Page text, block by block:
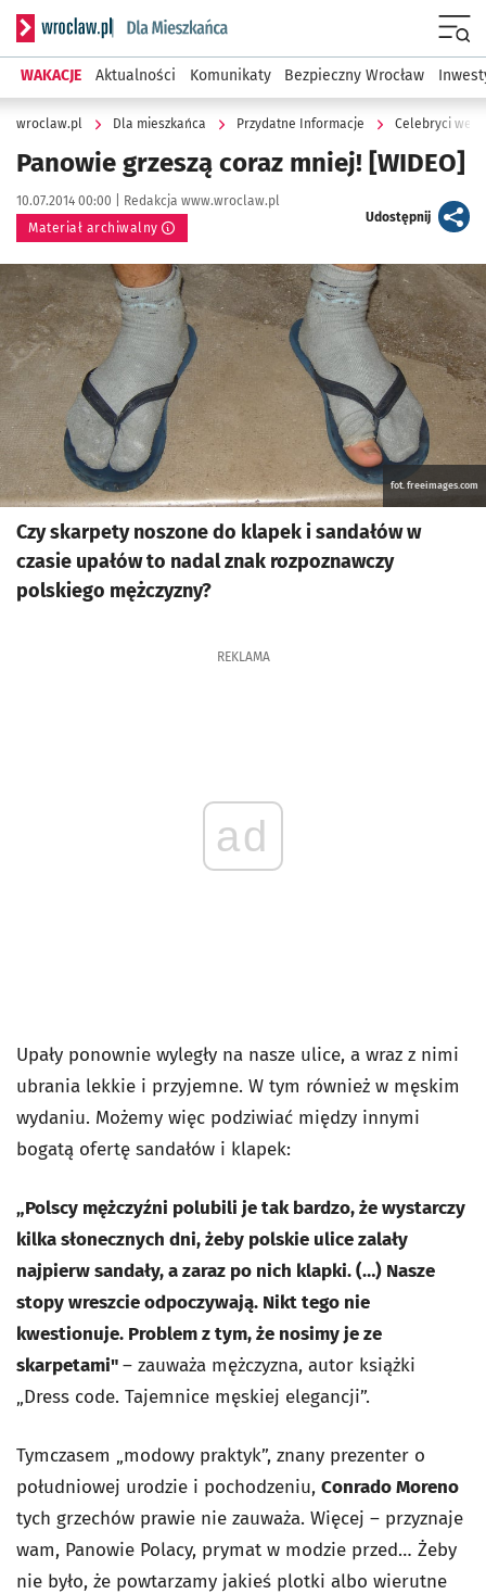
Serwis informacyjny wroclaw.pl podserwis: Dla mieszkańca
WAKACJE Aktualności Komunikaty Bezpieczny Wrocław
wroclaw.pl Dla mieszkańca Przydatne Informacje Celebryci we
Panowie grzeszą coraz mniej! [WIDEO]
Data publikacji:
10.07.2014 00:00 | Autor:
Redakcja www.wroclaw.pl
Materiał archiwalny
Udostępnijartykuł
Kliknij, aby powiększyć
fot. freeimages.com
Czy skarpety noszone do klapek i sandałów w
czasie upałów to nadal znak rozpoznawczy
polskiego mężczyzny?
REKLAMA
ad
Upały ponownie wyległy na nasze ulice, a wraz z nimi
ubrania lekkie i przyjemne. W tym również w męskim
wydaniu. Możemy więc podziwiać między innymi
bogatą ofertę sandałów i klapek:
„Polscy mężczyźni polubili je tak bardzo, że wystarczy
kilka słonecznych dni, żeby polskie ulice zalały
najpierw sandały, a zaraz po nich klapki. (…) Nasze
stopy wreszcie odpoczywają. Nikt tego nie
kwestionuje. Problem z tym, że nosimy je ze
skarpetami"– zauważa mężczyzna, autor książki
„Dress code. Tajemnice męskiej elegancji”.
Tymczasem „modowy praktyk”, znany prezenter o
południowej urodzie i pochodzeniu, Conrado Moreno
tych grzechów prawie nie zauważa. Więcej – przyznaje
wam, Panowie Polacy, prymat w modzie przed… Żeby
nie było, że powtarzamy jakieś plotki albo wierutne